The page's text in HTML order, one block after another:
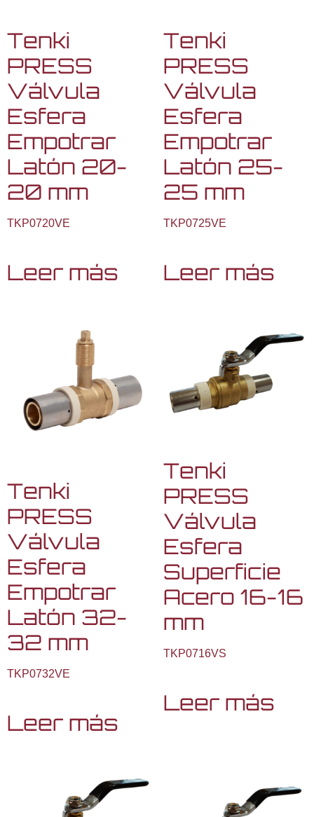
Tenki
PRESS
Válvula
Esfera
Empotrar
Latón 20-
20 mm
TKP0720VE
Leer más
Tenki
PRESS
Válvula
Esfera
Empotrar
Latón 25-
25 mm
TKP0725VE
Leer más
Tenki
PRESS
Válvula
Esfera
Empotrar
Latón 32-
32 mm
TKP0732VE
Leer más
Tenki
PRESS
Válvula
Esfera
Superficie
Acero 16-16
mm
TKP0716VS
Leer más